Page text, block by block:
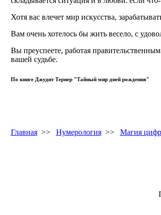
Хотя вас влечет мир искусства,
Вам очень хотелось бы жить весело, с
Вы преуспеете, работая
вашей судьбе.
По книге Джудит Тернер "Тайный мир дней рождения"
Главная>> Нумерология>> Магия